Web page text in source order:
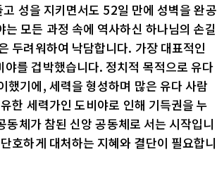
성을 지키면서도 52일 만에 성벽을 완공
모든 과정 속에 역사하신 하나님의 손길
두려워하여 낙담합니다. 가장 대표적인
를 겁박했습니다. 정치적 목적으로 유다
했기에, 세력을 형성하며 많은 유다 사람
한 세력가인 도비야로 인해 기득권을 누
체가 참된 신앙 공동체로 서는 시작입니
호하게 대처하는 지혜와 결단이 필요합니